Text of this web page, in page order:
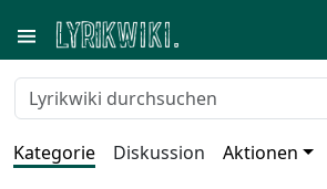
Kategorie Diskussion Aktionen